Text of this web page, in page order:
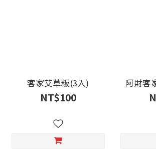
客家艾草粄(3入)
NT$100
阿財客